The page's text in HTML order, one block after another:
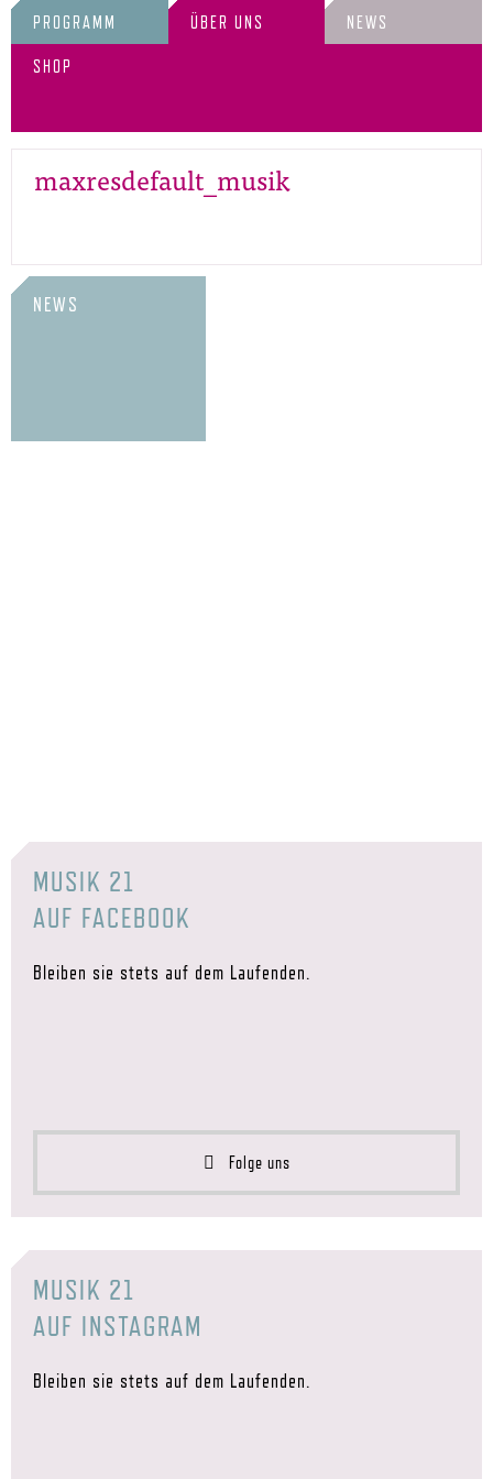
PROGRAMM ÜBER UNS NEWS
SHOP
maxresdefault_musik
NEWS
MUSIK 21
AUF FACEBOOK
Bleiben sie stets auf dem Laufenden.
Folge uns
MUSIK 21
AUF INSTAGRAM
Bleiben sie stets auf dem Laufenden.